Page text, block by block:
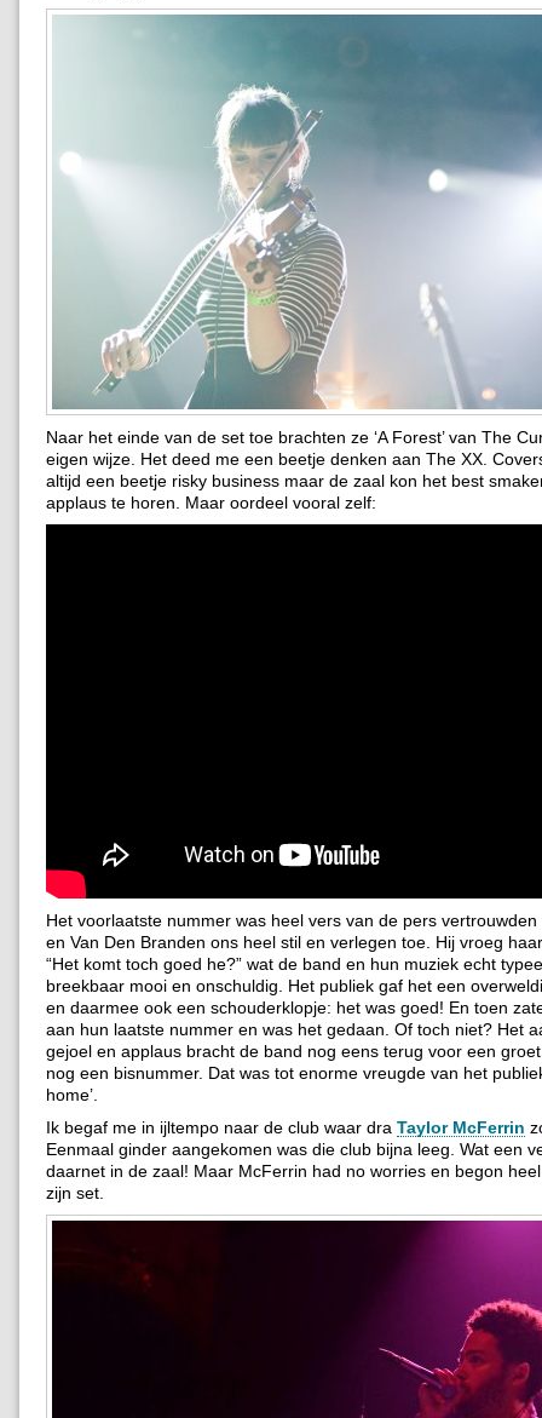
Naar het einde van de set toe brachten ze ‘A Forest’ van The
eigen wijze. Het deed me een beetje denken aan The XX.
altijd een beetje risky business maar de zaal kon het best
applaus te horen. Maar oordeel vooral zelf:
Het voorlaatste nummer was heel vers van de pers vertrouwden
en Van Den Branden ons heel stil en verlegen toe. Hij vroeg
“Het komt toch goed he?” wat de band en hun muziek echt
breekbaar mooi en onschuldig. Het publiek gaf het een
en daarmee ook een schouderklopje: het was goed! En toen
aan hun laatste nummer en was het gedaan. Of toch niet? Het
gejoel en applaus bracht de band nog eens terug voor een
nog een bisnummer. Dat was tot enorme vreugde van het
home’.
Ik begaf me in ijltempo naar de club waar dra Taylor McFerrin
Eenmaal ginder aangekomen was die club bijna leeg. Wat een
daarnet in de zaal! Maar McFerrin had no worries en begon
zijn set.